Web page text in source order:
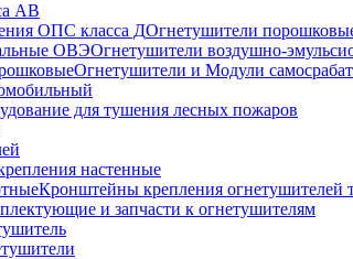
АВ
Огнетушители
Огнетушители воздушно-
Огнетушители и Модули
для тушения лесных пожаров
настенные
Кронштейны крепления огнетушителей
и запчасти к огнетушителям